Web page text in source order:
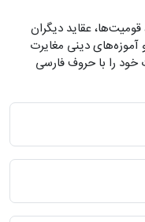
عقاید دیگران
آموزه‌های دینی مغایرت
را با حروف فارسی